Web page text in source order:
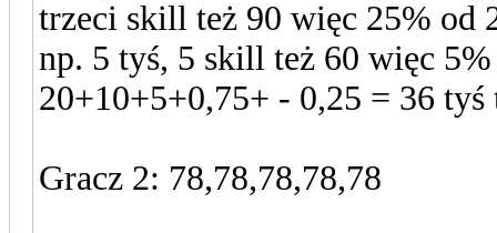
trzeci skill też 90 więc 25% od
np. 5 tyś, 5 skill też 60 więc
20+10+5+0,75+ - 0,25 = 36
Gracz 2: 78,78,78,78,78